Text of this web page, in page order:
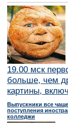
19.00 мск
больше, чем
картины,
Выпускники все
поступления
колледжи